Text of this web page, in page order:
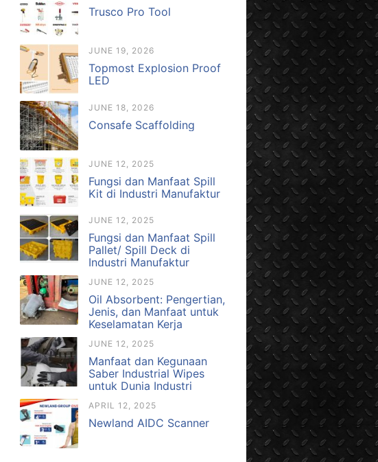
Trusco Pro Tool
JUNE 19, 2026
Topmost Explosion Proof
LED
JUNE 18, 2026
Consafe Scaffolding
JUNE 12, 2025
Fungsi dan Manfaat Spill
Kit di Industri Manufaktur
JUNE 12, 2025
Fungsi dan Manfaat Spill
Pallet/ Spill Deck di
Industri Manufaktur
JUNE 12, 2025
Oil Absorbent: Pengertian,
Jenis, dan Manfaat untuk
Keselamatan Kerja
JUNE 12, 2025
Manfaat dan Kegunaan
Saber Industrial Wipes
untuk Dunia Industri
APRIL 12, 2025
Newland AIDC Scanner